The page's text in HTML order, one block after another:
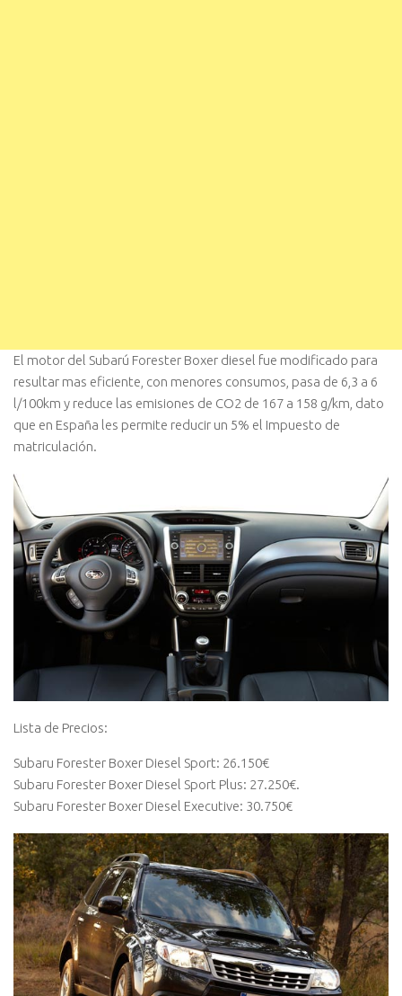
El motor del Subarú Forester Boxer diesel fue modificado para
resultar mas eficiente, con menores consumos, pasa de 6,3 a 6
l/100km y reduce las emisiones de CO2 de 167 a 158 g/km, dato
que en España les permite reducir un 5% el Impuesto de
matriculación.
Lista de Precios:
Subaru Forester Boxer Diesel Sport: 26.150€
Subaru Forester Boxer Diesel Sport Plus: 27.250€.
Subaru Forester Boxer Diesel Executive: 30.750€